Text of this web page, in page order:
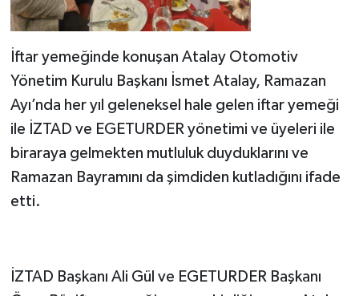
İftar yemeğinde konuşan Atalay Otomotiv
Yönetim Kurulu Başkanı İsmet Atalay, Ramazan
Ayı’nda her yıl geleneksel hale gelen iftar yemeği
ile İZTAD ve EGETURDER yönetimi ve üyeleri ile
biraraya gelmekten mutluluk duyduklarını ve
Ramazan Bayramını da şimdiden kutladığını ifade
etti.
İZTAD Başkanı Ali Gül ve EGETURDER Başkanı